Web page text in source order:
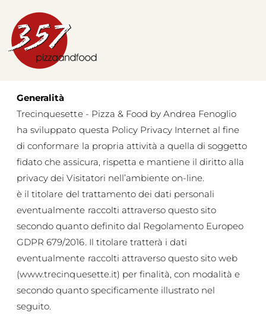
Generalità
Trecinquesette - Pizza & Food by Andrea Fenoglio
ha sviluppato questa Policy Privacy Internet al fine
di conformare la propria attività a quella di soggetto
fidato che assicura, rispetta e mantiene il diritto alla
privacy dei Visitatori nell’ambiente on-line.
è il titolare del trattamento dei dati personali
eventualmente raccolti attraverso questo sito
secondo quanto definito dal Regolamento Europeo
GDPR 679/2016. Il titolare tratterà i dati
eventualmente raccolti attraverso questo sito web
(www.trecinquesette.it) per finalità, con modalità e
secondo quanto specificamente illustrato nel
seguito.